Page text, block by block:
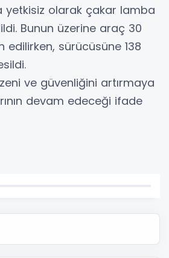
olarak çakar lamba
Bunun üzerine araç 30
sürücüsüne 138
ve güvenliğini artırmaya
devam edeceği ifade